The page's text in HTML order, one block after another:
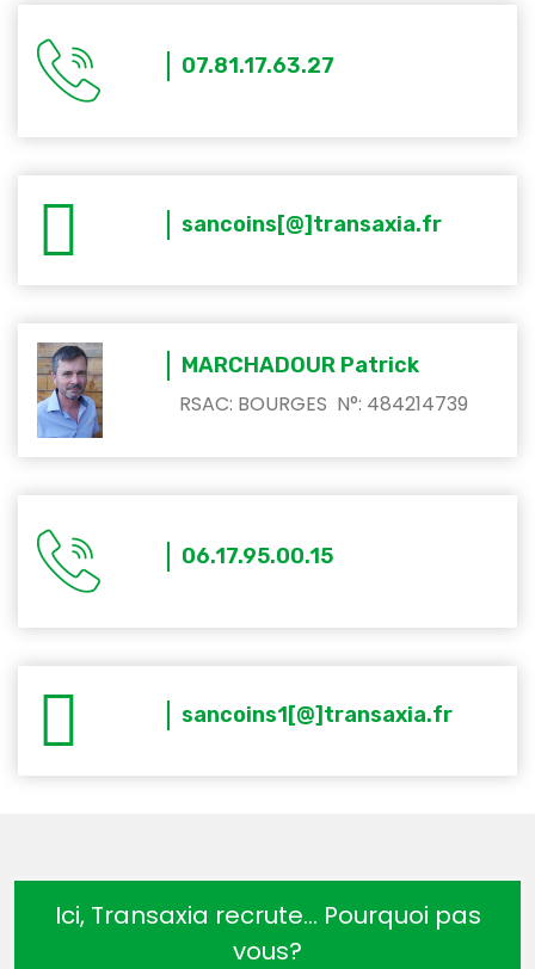
07.81.17.63.27
sancoins[@]transaxia.fr
MARCHADOUR Patrick
RSAC: BOURGES N°: 484214739
06.17.95.00.15
sancoins1[@]transaxia.fr
Ici, Transaxia recrute… Pourquoi pas
vous?